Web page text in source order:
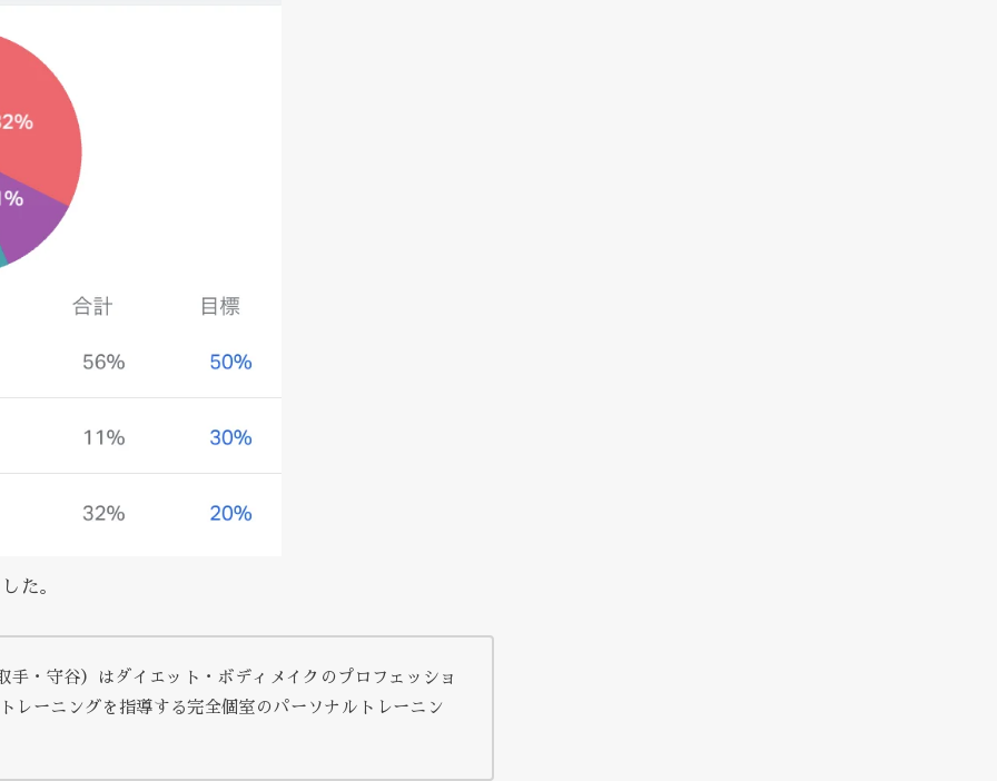
た。
・守谷）はダイエット・ボディメイクのプロフェッショ
レーニングを指導する完全個室のパーソナルトレーニン